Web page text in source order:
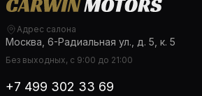
Адрес салона
Москва, 6-Радиальная ул., д. 5, к. 5
Без выходных, с 9:00 до 21:00
+7 499 302 33 69